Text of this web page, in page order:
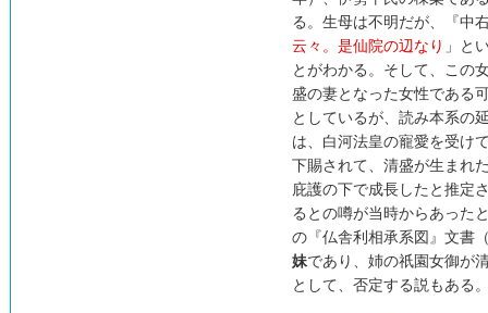
る。生母は不明だが、『中
云々。是仙院の辺なり 」と
とがわかる。そして、この
盛の妻となった女性である
としているが、読み本系の
は、白河法皇の寵愛を受け
下賜されて、清盛が生まれ
庇護の下で成長したと推定
るとの噂が当時からあった
の『仏舎利相承系図』文書
妹であり、姉の祇園女御が
として、否定する説もある